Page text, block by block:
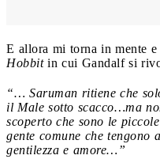
E allora mi torna in mente
Hobbitin cui Gandalf si
“… Saruman ritiene che
il Male sotto scacco…ma
scoperto che sono le
gente comune che tengono
gentilezza e amore…”